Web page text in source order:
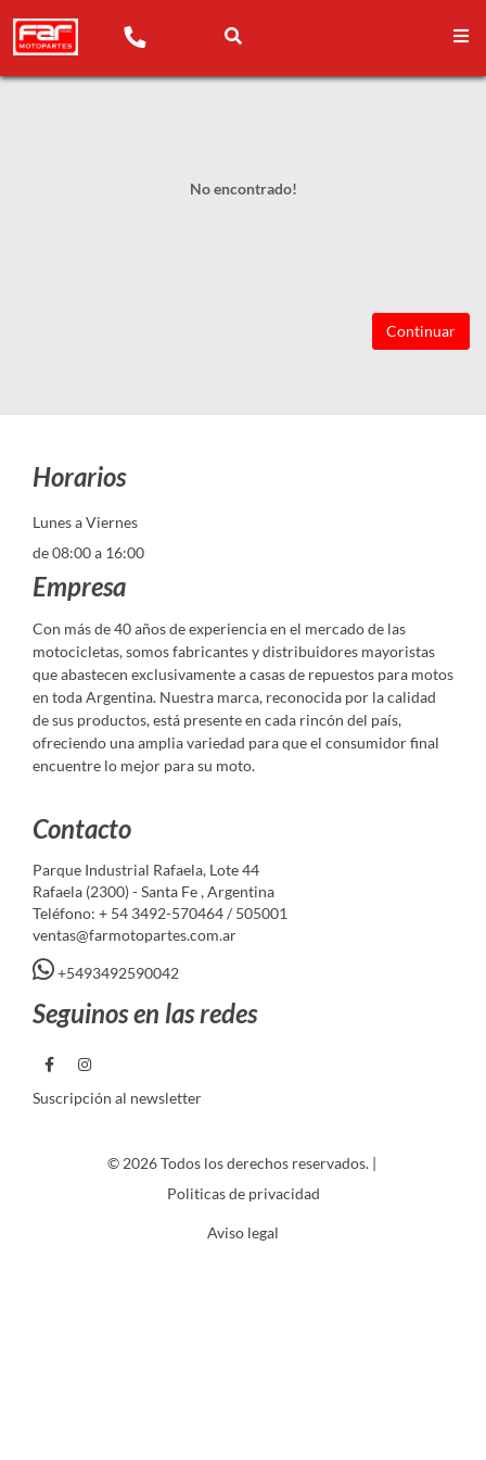
No encontrado!
Continuar
Horarios
Lunes a Viernes
de 08:00 a 16:00
Empresa
Con más de 40 años de experiencia en el mercado de las
motocicletas, somos fabricantes y distribuidores mayoristas
que abastecen exclusivamente a casas de repuestos para motos
en toda Argentina. Nuestra marca, reconocida por la calidad
de sus productos, está presente en cada rincón del país,
ofreciendo una amplia variedad para que el consumidor final
encuentre lo mejor para su moto.
Contacto
Parque Industrial Rafaela, Lote 44
Rafaela (2300) - Santa Fe , Argentina
Teléfono: + 54 3492-570464 / 505001
ventas@farmotopartes.com.ar
+5493492590042
Seguinos en las redes
Suscripción al newsletter
© 2026 Todos los derechos reservados. |
Politicas de privacidad
Aviso legal